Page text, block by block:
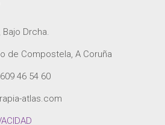
Bajo Drcha.
de Compostela, A Coruña
46 54 60
atlas.com